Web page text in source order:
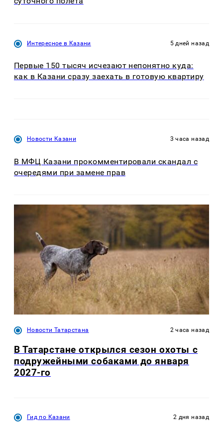
Интересное в Казани 5 дней назад
Первые 150 тысяч исчезают непонятно куда:
как в Казани сразу заехать в готовую квартиру
Новости Казани 3 часа назад
В МФЦ Казани прокомментировали скандал с
очередями при замене прав
Новости Татарстана 2 часа назад
В Татарстане открылся сезон охоты с
подружейными собаками до января
2027-го
Гид по Казани 2 дня назад